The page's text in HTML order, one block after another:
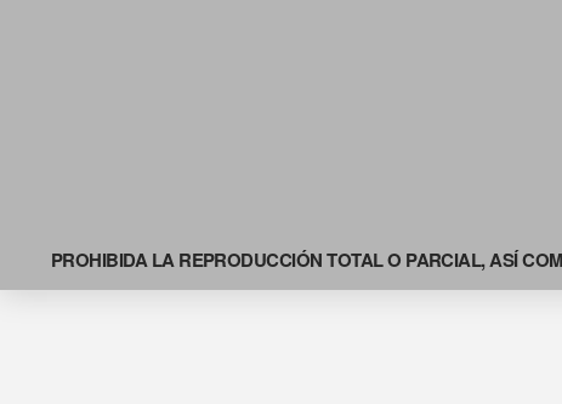
PROHIBIDA LA REPRODUCCIÓN TOTAL O PARCIAL, ASÍ